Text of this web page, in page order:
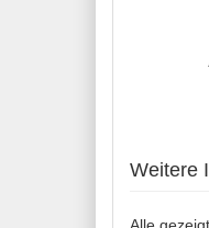
Weitere